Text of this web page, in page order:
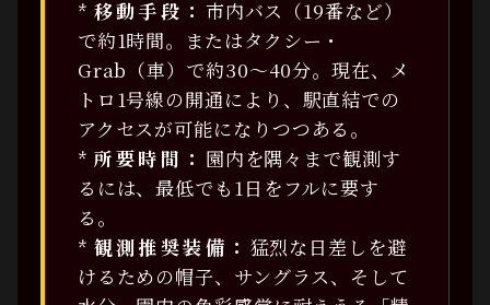
* 移動手段： 市内バス（19番など）
で約1時間。またはタクシー・
Grab（車）で約30〜40分。現在、メ
トロ1号線の開通により、駅直結での
アクセスが可能になりつつある。
* 所要時間： 園内を隅々まで観測す
るには、最低でも1日をフルに要す
る。
* 観測推奨装備： 猛烈な日差しを避
けるための帽子、サングラス、そして